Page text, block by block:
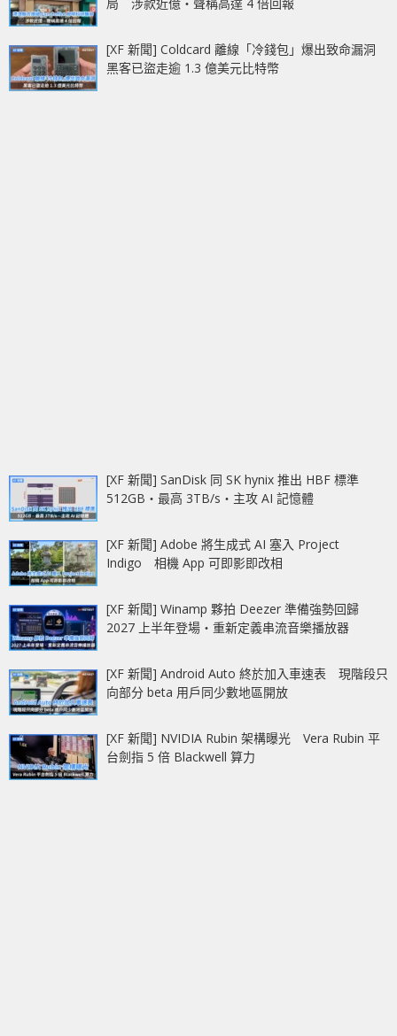
[XF 新聞] Coldcard 離線「冷錢包」爆出致命漏洞
黑客已盜走逾 1.3 億美元比特幣
[XF 新聞] SanDisk 同 SK hynix 推出 HBF 標準
512GB‧最高 3TB/s‧主攻 AI 記憶體
[XF 新聞] Adobe 將生成式 AI 塞入 Project
Indigo 相機 App 可即影即改相
[XF 新聞] Winamp 夥拍 Deezer 準備強勢回歸
2027 上半年登場‧重新定義串流音樂播放器
[XF 新聞] Android Auto 終於加入車速表 現階段只
向部分 beta 用戶同少數地區開放
[XF 新聞] NVIDIA Rubin 架構曝光 Vera Rubin 平
台劍指 5 倍 Blackwell 算力